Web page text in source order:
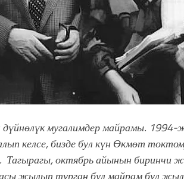
мугалимдер майрамы.
келсе, бизде бул күн Өкмөт
Тагырагы, октябрь айынын биринчи
жылып турган бул майрам бул